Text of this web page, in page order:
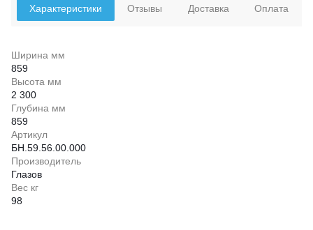
Характеристики
Ширина мм
859
Высота мм
2 300
Глубина мм
859
Артикул
БН.59.56.00.000
Производитель
Глазов
Вес кг
98
Отзывы Доставка Оплата